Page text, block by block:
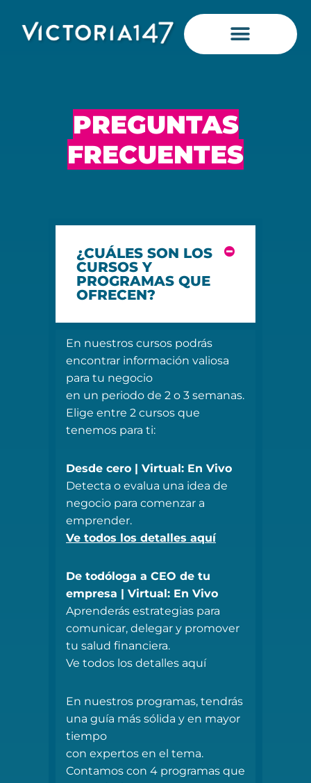
Saltar
PREGUNTAS
FRECUENTES
¿CUÁLES SON LOS
CURSOS Y
PROGRAMAS QUE
OFRECEN?
En nuestros cursos podrás
encontrar información valiosa
para tu negocio
en un periodo de 2 o 3 semanas.
Elige entre 2 cursos que
tenemos para ti:
Desde cero | Virtual: En Vivo
Detecta o evalua una idea de
negocio para comenzar a
emprender.
Ve todos los detalles aquí
De todóloga a CEO de tu
empresa | Virtual: En Vivo
Aprenderás estrategias para
comunicar, delegar y promover
tu salud financiera.
Ve todos los detalles aquí
En nuestros programas, tendrás
una guía más sólida y en mayor
tiempo
con expertos en el tema.
Contamos con 4 programas que